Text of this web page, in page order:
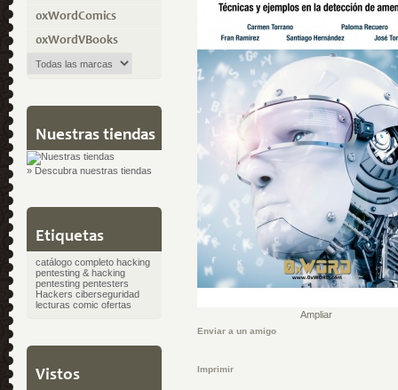
0xWordComics
0xWordVBooks
Nuestras tiendas
» Descubra nuestras tiendas
Etiquetas
catálogo completo hacking
pentesting & hacking
pentesting pentesters
Hackers ciberseguridad
lecturas comic ofertas
Vistos
Ampliar
Enviar a un amigo
Imprimir